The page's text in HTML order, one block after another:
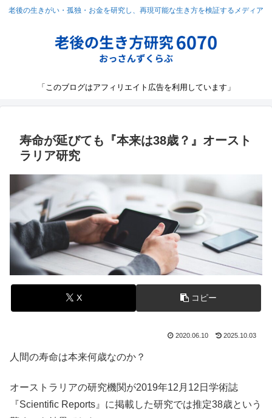
老後の生きがい・孤独・お金を研究し、再現可能な生き方を検証するメディア
「このブログはアフィリエイト広告を利用しています」
寿命が延びても『本来は38歳？』オースト
ラリア研究
X コピー
2020.06.10 2025.10.03
人間の寿命は本来何歳なのか？
オーストラリアの研究機関が2019年12月12日学術誌
『Scientific Reports』に掲載した研究では推定38歳という